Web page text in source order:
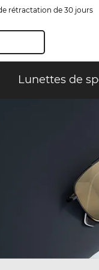
rétractation de 30 jours
Lunettes de